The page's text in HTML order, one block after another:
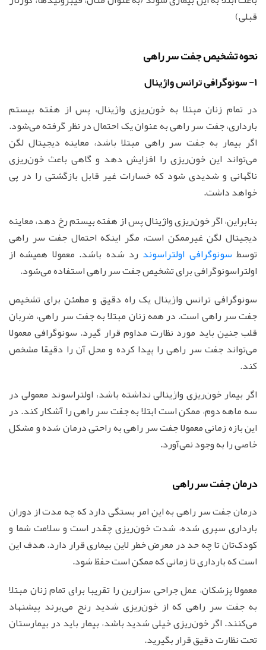
قبلی)
نحوه تشخیص جفت سر راهی
1- سونوگرافی ترانس واژینال
در تمام زنان مبتلا به خون‌ریزی واژینال، پس از هفته بیستم
بارداری، جفت سر راهی به عنوان یک احتمال در نظر گرفته می‌شود.
اگر بیمار به جفت سر راهی مبتلا باشد، معاینه دیجیتال لگن
می‌تواند این خون‌ریزی را افزایش دهد و گاهی باعث خون‌ریزی
ناگهانی و شدیدی شود که خسارات غیر قابل بازگشتی را در پی
خواهد داشت.
بنابراین، اگر خون‌ریزی واژینال پس از هفته بیستم رخ دهد، معاینه
دیجیتال لگن غیرممکن است، مگر اینکه احتمال جفت سر راهی
توسط سونوگرافی اولتراسوند رد شده باشد. معمولا همیشه از
اولتراسونوگرافی برای تشخیص جفت سر راهی استفاده می‌شود.
سونوگرافی ترانس واژینال یک راه دقیق و مطمئن برای تشخیص
جفت سر راهی است. در همه زنان مبتلا به جفت سر راهی، ضربان
قلب جنین باید مورد نظارت مداوم قرار گیرد. سونوگرافی معمولا
می‌تواند جفت سر راهی را پیدا کرده و محل آن را دقیقا مشخص
کند.
اگر بیمار خون‌ریزی واژینالی نداشته باشد، اولتراسوند معمولی در
سه ماهه دوم، ممکن است ابتلا به جفت سر راهی را آشکار کند. در
این بازه زمانی معمولا جفت سر راهی به راحتی درمان شده و مشکل
خاصی را به وجود نمی‌آورد.
درمان جفت سر راهی
درمان جفت سر راهی به این امر بستگی دارد که چه مدت از دوران
بارداری سپری شده، شدت خون‌ریزی چقدر است و سلامت شما و
کودک‌تان تا چه حد در معرض خطر لاین بیماری قرار دارد. هدف این
است که بارداری تا زمانی که ممکن است حفظ شود.
معمولا پزشکان، عمل جراحی سزارین را تقریبا برای تمام زنان مبتلا
به جفت سر راهی که از خون‌ریزی شدید رنج می‌برند پیشنهاد
می‌کنند. اگر خون‌ریزی خیلی شدید باشد، بیمار باید در بیمارستان
تحت نظارت دقیق قرار بگیرید.